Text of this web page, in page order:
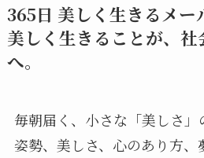
365日 美しく生きるメー
美しく生きることが、
へ。
毎朝届く、小さな「美しさ」
姿勢、美しさ、心のあり方、